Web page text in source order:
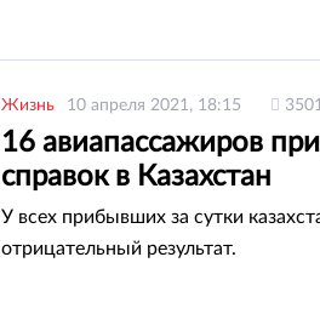
Жизнь 10 апреля 2021, 18:15
16 авиапассажиров
справок в Казахстан
У всех прибывших за сутки
отрицательный результат.